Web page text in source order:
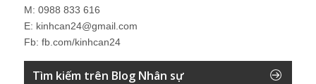
M: 0988 833 616
E: kinhcan24@gmail.com
Fb: fb.com/kinhcan24
Tìm kiếm trên Blog Nhân sự